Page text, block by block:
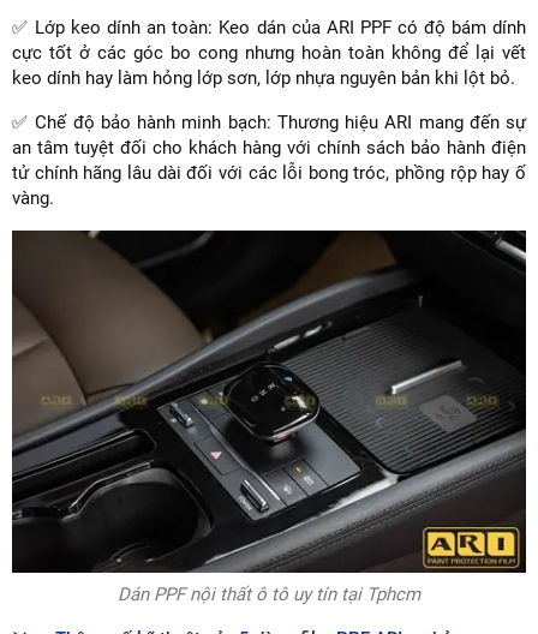
✅ Lớp keo dính an toàn: Keo dán của ARI PPF có độ bám dính
cực tốt ở các góc bo cong nhưng hoàn toàn không để lại vết
keo dính hay làm hỏng lớp sơn, lớp nhựa nguyên bản khi lột bỏ.
✅ Chế độ bảo hành minh bạch: Thương hiệu ARI mang đến sự
an tâm tuyệt đối cho khách hàng với chính sách bảo hành điện
tử chính hãng lâu dài đối với các lỗi bong tróc, phồng rộp hay ố
vàng.
Dán PPF nội thất ô tô uy tín tại Tphcm